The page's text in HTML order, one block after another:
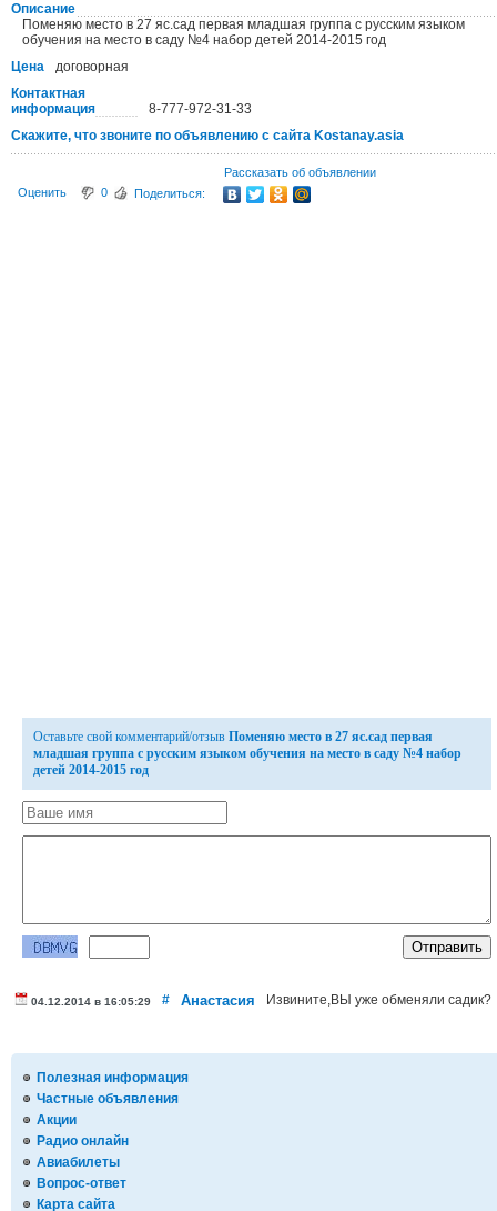
Полезная информация
Частные объявления
Акции
Радио онлайн
Авиабилеты
Вопрос-ответ
Карта сайта
Описание
Поменяю место в 27 яс.сад первая младшая группа с русским языком
обучения на место в саду №4 набор детей 2014-2015 год
Цена
договорная
Контактная
информация
8-777-972-31-33
Скажите, что звоните по объявлению с сайта Kostanay.asia
Рассказать об объявлении
Оценить
0 Поделиться:
Оставьте свой комментарий/отзыв Поменяю место в 27 яс.сад первая
младшая группа с русским языком обучения на место в саду №4 набор
детей 2014-2015 год
Анастасия
04.12.2014 в 16:05:29 # Извините,ВЫ уже обменяли садик?